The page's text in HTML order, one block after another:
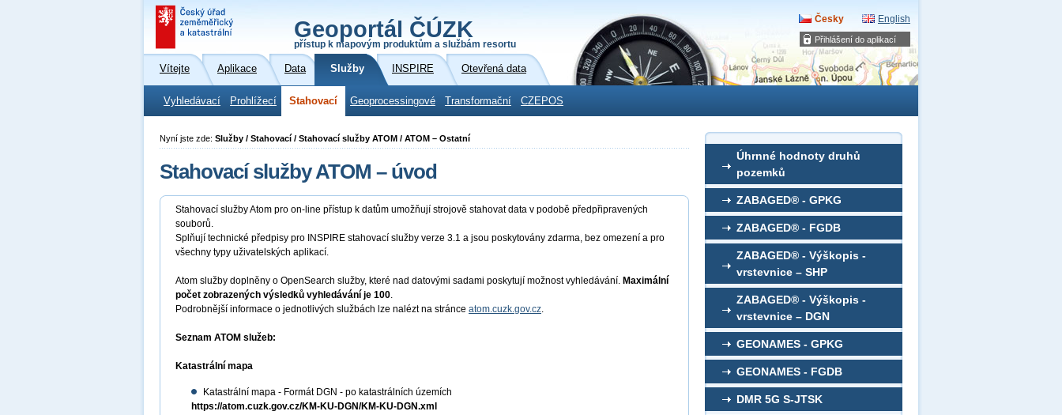
Přihlášení do aplikací
Geoportál ČÚZK
přístup k mapovým produktům a službám resortu
Česky English
Vítejte Aplikace Data Služby INSPIRE Otevřená data
Vyhledávací Prohlížecí Stahovací Geoprocessingové Transformační CZEPOS
Úhrnné hodnoty druhů
pozemků
ZABAGED® - GPKG
ZABAGED® - FGDB
ZABAGED® - Výškopis -
vrstevnice – SHP
ZABAGED® - Výškopis -
vrstevnice – DGN
GEONAMES - GPKG
GEONAMES - FGDB
DMR 5G S-JTSK
Nyní jste zde: Služby / Stahovací / Stahovací služby ATOM / ATOM – Ostatní
Stahovací služby ATOM – úvod
Stahovací služby Atom pro on-line přístup k datům umožňují strojově stahovat data v podobě předpřipravených
souborů.
Splňují technické předpisy pro INSPIRE stahovací služby verze 3.1 a jsou poskytovány zdarma, bez omezení a pro
všechny typy uživatelských aplikací.
Atom služby doplněny o OpenSearch služby, které nad datovými sadami poskytují možnost vyhledávání. Maximální
počet zobrazených výsledků vyhledávání je 100.
Podrobnější informace o jednotlivých službách lze nalézt na stránce atom.cuzk.gov.cz.
Seznam ATOM služeb:
Katastrální mapa
Katastrální mapa - Formát DGN - po katastrálních územích
https://atom.cuzk.gov.cz/KM-KU-DGN/KM-KU-DGN.xml